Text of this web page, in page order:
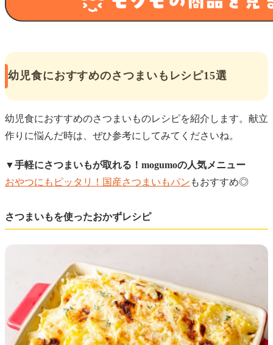
幼児食におすすめのさつまいもレシピ15選
幼児食におすすめのさつまいものレシピを紹介します。献立
作りに悩んだ時は、ぜひ参考にしてみてくださいね。
▼手軽にさつまいもが取れる！mogumoの人気メニュー
おやつにもピッタリ！国産さつまいもパン もおすすめ◎
さつまいもを使ったおかずレシピ